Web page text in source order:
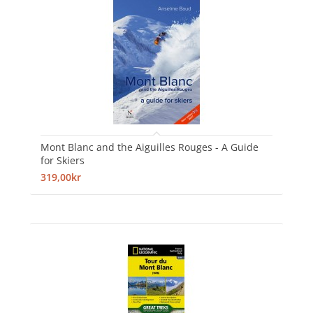
Mont Blanc and the Aiguilles Rouges - A Guide
for Skiers
319,00kr